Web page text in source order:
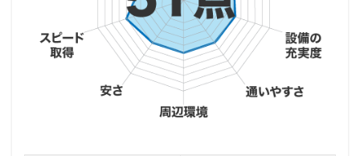
全車
種の